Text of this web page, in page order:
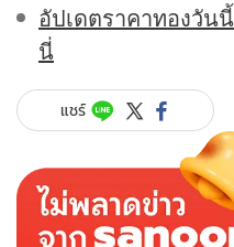
อัปเดตราคาทองวัน
นี่
แชร์